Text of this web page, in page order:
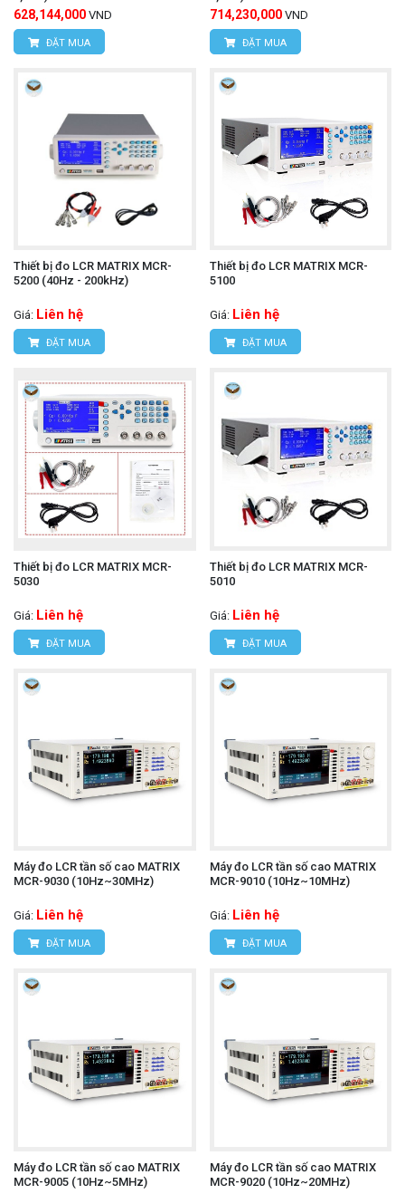
628,144,000 VND
ĐẶT MUA
714,230,000 VND
ĐẶT MUA
Thiết bị đo LCR MATRIX MCR-
5200 (40Hz - 200kHz)
Giá: Liên hệ
ĐẶT MUA
Thiết bị đo LCR MATRIX MCR-
5100
Giá: Liên hệ
ĐẶT MUA
Thiết bị đo LCR MATRIX MCR-
5030
Giá: Liên hệ
ĐẶT MUA
Thiết bị đo LCR MATRIX MCR-
5010
Giá: Liên hệ
ĐẶT MUA
Máy đo LCR tần số cao MATRIX
MCR-9030 (10Hz~30MHz)
Giá: Liên hệ
ĐẶT MUA
Máy đo LCR tần số cao MATRIX
MCR-9010 (10Hz~10MHz)
Giá: Liên hệ
ĐẶT MUA
Máy đo LCR tần số cao MATRIX
MCR-9005 (10Hz~5MHz)
Máy đo LCR tần số cao MATRIX
MCR-9020 (10Hz~20MHz)